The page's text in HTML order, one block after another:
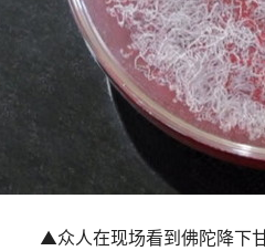
▲众人在现场看到佛陀降下